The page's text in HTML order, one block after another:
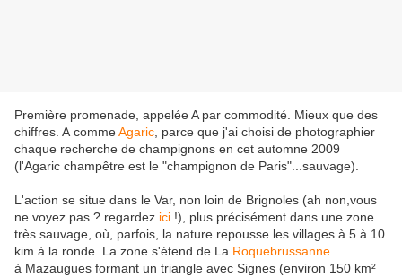
Première promenade, appelée A par commodité. Mieux que des
chiffres. A commeAgaric , parce que j'ai choisi de photographier
chaque recherche de champignons en cet automne 2009
(l'Agaric champêtre est le "champignon de Paris"...sauvage).
L'action se situe dans le Var, non loin de Brignoles (ah non,vous
ne voyez pas ? regardez ici !), plus précisément dans une zone
très sauvage, où, parfois, la nature repousse les villages à 5 à 10
kim à la ronde. La zone s'étend de La Roquebrussanne
à Mazaugues formant un triangle avec Signes (environ 150 km²